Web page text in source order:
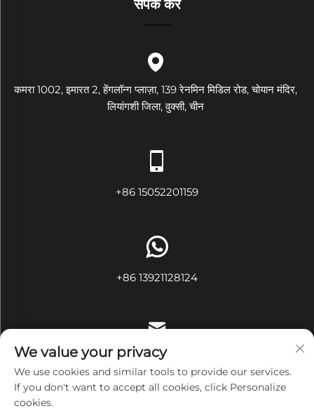
संपर्क करें
कमरा 1002, इमारत 2, हेंगलॉन्ग प्लाज़ा, 139 रेनमिन मिडिल रोड, चोयान मंदिर,
लियांगशी जिला, वुक्सी, चीन
+86 15052201159
+86 13921128124
[email protected]
We value your privacy
We use cookies and similar tools to provide our services.
If you don't want to accept all cookies, click Personalize
cookies.